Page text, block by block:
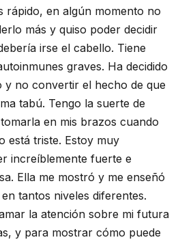
rápido, en algún momento no
más y quiso poder decidir
irse el cabello. Tiene
graves. Ha decidido
y no convertir el hecho de que
tabú. Tengo la suerte de
en mis brazos cuando
está triste. Estoy muy
increíblemente fuerte e
Ella me mostró y me enseñó
tantos niveles diferentes.
la atención sobre mi futura
y para mostrar cómo puede